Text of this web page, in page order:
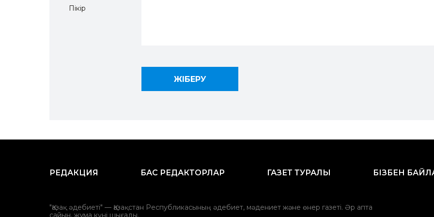
Пікір
РЕДАКЦИЯ БАС РЕДАКТОРЛАР ГАЗЕТ ТУРАЛЫ БІЗБЕН
"Қазақ әдебиеті" — Қазақстан Республикасының әдебиет, мәдениет және өнер газеті. Әр апта
сайын, жұма күні шығады.